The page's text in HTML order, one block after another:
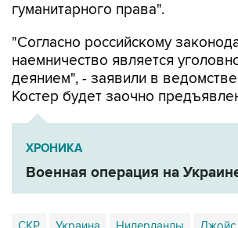
"Согласно российскому
деянием", - заявили в ведомстве,
Костер будет заочно
ХРОНИКА
Военная операция на Украине
СКР Украина Нидерланды Джойс